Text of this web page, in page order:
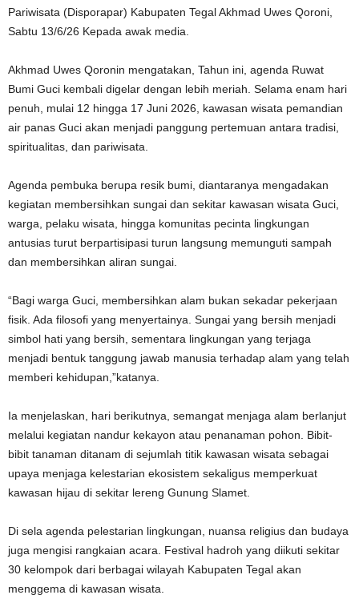
Pariwisata (Disporapar) Kabupaten Tegal Akhmad Uwes Qoroni,
Sabtu 13/6/26 Kepada awak media.
Akhmad Uwes Qoronin mengatakan, Tahun ini, agenda Ruwat
Bumi Guci kembali digelar dengan lebih meriah. Selama enam hari
penuh, mulai 12 hingga 17 Juni 2026, kawasan wisata pemandian
air panas Guci akan menjadi panggung pertemuan antara tradisi,
spiritualitas, dan pariwisata.
Agenda pembuka berupa resik bumi, diantaranya mengadakan
kegiatan membersihkan sungai dan sekitar kawasan wisata Guci,
warga, pelaku wisata, hingga komunitas pecinta lingkungan
antusias turut berpartisipasi turun langsung memunguti sampah
dan membersihkan aliran sungai.
“Bagi warga Guci, membersihkan alam bukan sekadar pekerjaan
fisik. Ada filosofi yang menyertainya. Sungai yang bersih menjadi
simbol hati yang bersih, sementara lingkungan yang terjaga
menjadi bentuk tanggung jawab manusia terhadap alam yang telah
memberi kehidupan,”katanya.
Ia menjelaskan, hari berikutnya, semangat menjaga alam berlanjut
melalui kegiatan nandur kekayon atau penanaman pohon. Bibit-
bibit tanaman ditanam di sejumlah titik kawasan wisata sebagai
upaya menjaga kelestarian ekosistem sekaligus memperkuat
kawasan hijau di sekitar lereng Gunung Slamet.
Di sela agenda pelestarian lingkungan, nuansa religius dan budaya
juga mengisi rangkaian acara. Festival hadroh yang diikuti sekitar
30 kelompok dari berbagai wilayah Kabupaten Tegal akan
menggema di kawasan wisata.